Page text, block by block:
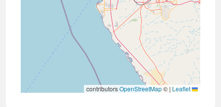
|
©
OpenStreetMap